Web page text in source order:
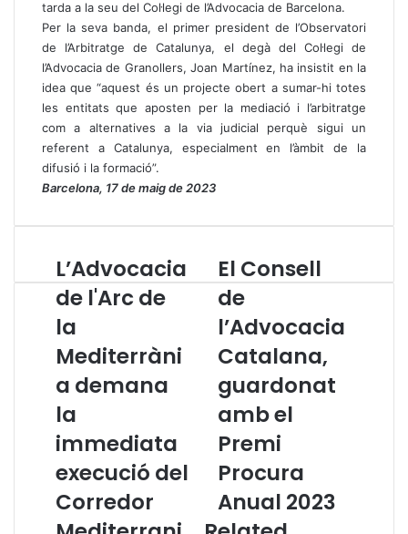
tarda a la seu del Col·legi de l’Advocacia de Barcelona.
Per la seva banda, el primer president de l’Observatori
de l’Arbitratge de Catalunya, el degà del Col·legi de
l’Advocacia de Granollers, Joan Martínez, ha insistit en la
idea que “aquest és un projecte obert a sumar-hi totes
les entitats que aposten per la mediació i l’arbitratge
com a alternatives a la via judicial perquè sigui un
referent a Catalunya, especialment en l’àmbit de la
difusió i la formació”.
Barcelona, 17 de maig de 2023
L
’
A
d
o
c
a
i
a
d
e
L’Advocacia
de l'Arc de
la
Mediterràni
a demana
la
immediata
execució del
Corredor
E
l
C
o
s
e
l
l
d
e
A
d
El Consell
de
l’Advocacia
Catalana,
guardonat
amb el
Premi
Procura
Anual 2023